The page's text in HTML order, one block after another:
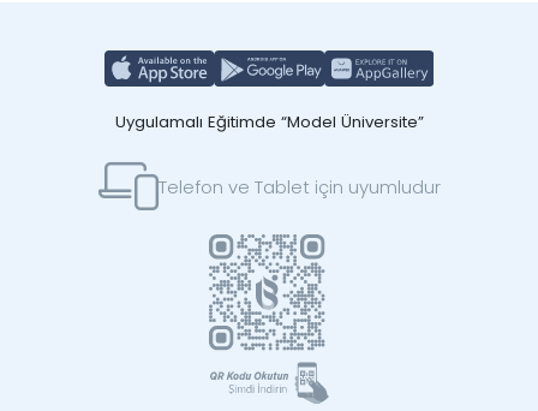
Uygulamalı Eğitimde “Model Üniversite”
Telefon ve Tablet için uyumludur